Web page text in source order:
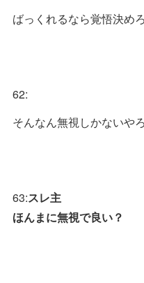
ばっくれるなら覚悟決めろ
62:
そんなん無視しかないやろ
63:スレ主
ほんまに無視で良い？